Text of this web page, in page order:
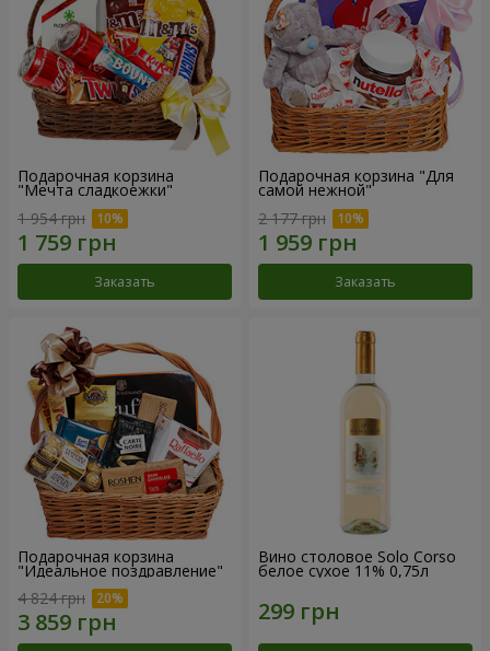
Подарочная корзина
"Мечта сладкоежки"
1 954 грн
Заказать
Подарочная корзина "Для
самой нежной"
2 177 грн
Заказать
Подарочная корзина
"Идеальное поздравление"
4 824 грн
Вино столовое Solo Corso
белое сухое 11% 0,75л